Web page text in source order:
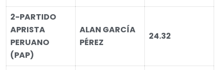
2-PARTIDO
APRISTA
PERUANO
(PAP)
ALAN GARCÍA
PÉREZ
24.32